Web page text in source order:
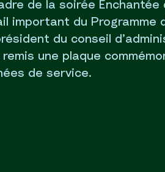
de la soirée
important du Programme
du conseil
une plaque
de service.